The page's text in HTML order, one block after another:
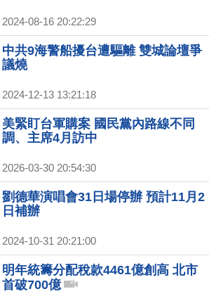
2024-08-16 20:22:29
中共9海警船擾台遭驅離 雙城論壇爭
議燒
2024-12-13 13:21:18
美緊盯台軍購案 國民黨內路線不同
調、主席4月訪中
2026-03-30 20:54:30
劉德華演唱會31日場停辦 預計11月2
日補辦
2024-10-31 20:21:00
明年統籌分配稅款4461億創高 北市
首破700億